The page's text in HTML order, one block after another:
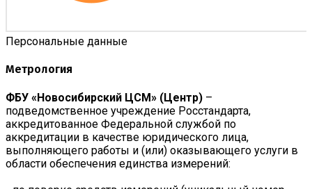
Персональные данные
Метрология
ФБУ «Новосибирский ЦСМ» (Центр) –
подведомственное учреждение Росстандарта,
аккредитованное Федеральной службой по
аккредитации в качестве юридического лица,
выполняющего работы и (или) оказывающего услуги в
области обеспечения единства измерений: